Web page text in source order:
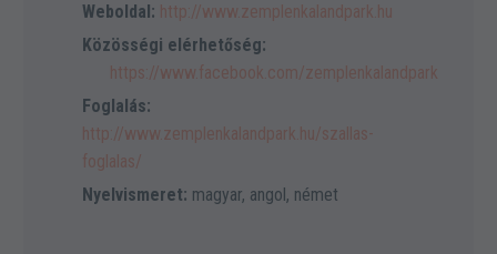
Weboldal: http://www.zemplenkalandpark.hu
Közösségi elérhetőség:
https://www.facebook.com/zemplenkalandpark
Foglalás:
http://www.zemplenkalandpark.hu/szallas-
foglalas/
Nyelvismeret: magyar, angol, német